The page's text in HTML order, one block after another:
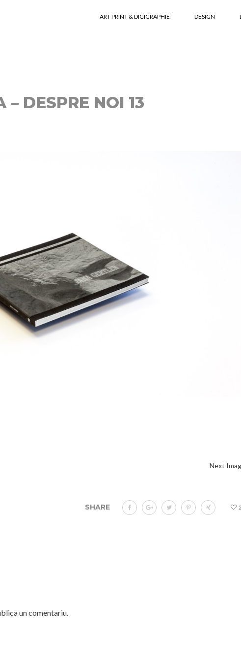
ART PRINT & DIGIGRAPHIE DESIGN
– DESPRE NOI 13
Next
SHARE
un comentariu.